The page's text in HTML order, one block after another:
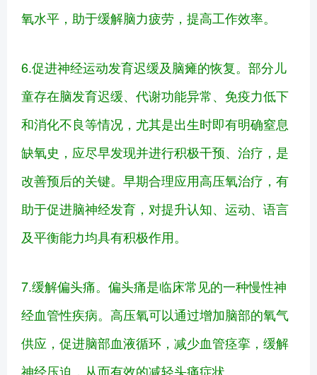
氧水平，助于缓解脑力疲劳，提高工作效率。
6.促进神经运动发育迟缓及脑瘫的恢复。部分儿
童存在脑发育迟缓、代谢功能异常、免疫力低下
和消化不良等情况，尤其是出生时即有明确窒息
缺氧史，应尽早发现并进行积极干预、治疗，是
改善预后的关键。早期合理应用高压氧治疗，有
助于促进脑神经发育，对提升认知、运动、语言
及平衡能力均具有积极作用。
7.缓解偏头痛。偏头痛是临床常见的一种慢性神
经血管性疾病。高压氧可以通过增加脑部的氧气
供应，促进脑部血液循环，减少血管痉挛，缓解
神经压迫，从而有效的减轻头痛症状。